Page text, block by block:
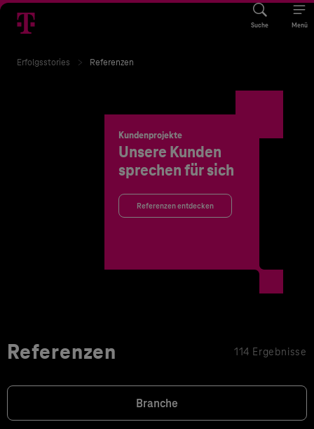
Suche Menü
Erfolgsstories Referenzen
Kundenprojekte
Unsere Kunden
sprechen für sich
Referenzen entdecken
Referenzen 114 Ergebnisse
Branche